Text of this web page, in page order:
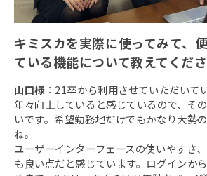
キミスカを実際に使ってみて、
ている機能について教えてくださ
山口様：21卒から利用させていただいて
年々向上していると感じているので、そ
いです。希望勤務地だけでもかなり大勢
ね。
ユーザーインターフェースの使いやすさ
も良い点だと感じています。ログインか